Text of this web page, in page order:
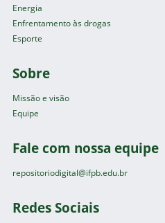
Energia
Enfrentamento às drogas
Esporte
Sobre
Missão e visão
Equipe
Fale com nossa equipe
repositoriodigital@ifpb.edu.br
Redes Sociais